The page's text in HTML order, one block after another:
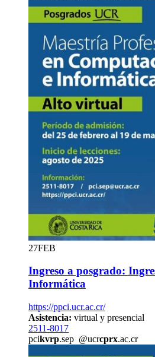
27FEB
Ingreso a posgrado:
Informática
https://ppci.ucr.ac.cr/
Asistencia: virtual y presencial
2511-8017
pcikvrp.sep @ucrcprx.ac.cr